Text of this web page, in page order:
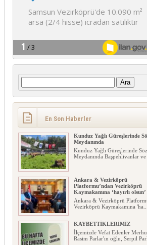
Arama:
En Son Haberler
Kunduz Yağlı Güreşlerinde
Meydanında
Kunduz Yağlı Güreşlerinde
Meydanında Başpehlivanlar ve
Ankara & Vezirköprü
Platformu’ndan Vezirköprü
Kaymakamına ‘hayırlı
Ankara & Vezirköprü
Vezirköprü Kaymakamına 'ha...
KAYBETTİKLERİMİZ
İlçemizde Vefat Edenler
Rasim Parlar'ın oğlu, Serpil